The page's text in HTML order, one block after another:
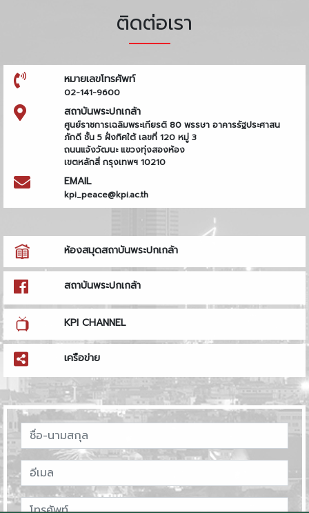
ติดต่อเรา
หมายเลขโทรศัพท์
02-141-9600
สถาบันพระปกเกล้า
ศูนย์ราชการเฉลิมพระเกียรติ 80 พรรษา อาคารรัฐประศาสน
ภักดี ชั้น 5 ฝั่งทิศใต้ เลขที่ 120 หมู่ 3
ถนนแจ้งวัฒนะ แขวงทุ่งสองห้อง
เขตหลักสี่ กรุงเทพฯ 10210
EMAIL
kpi_peace@kpi.ac.th
ห้องสมุดสถาบันพระปกเกล้า
สถาบันพระปกเกล้า
KPI CHANNEL
เครือข่าย